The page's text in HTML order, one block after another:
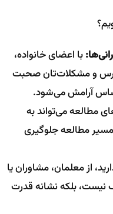
با اعضای خانواده،
و مشکلات‌تان صحبت
آرامش می‌شود.
مطالعه می‌تواند به
مسیر مطالعه جلوگیری
از معلمان، مشاوران یا
بلکه نشانه قدرت